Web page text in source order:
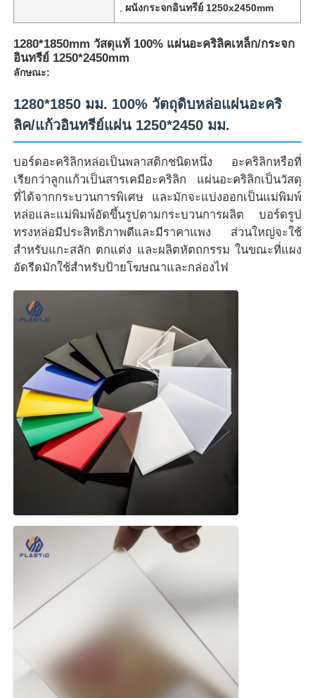
บ้าน
เกี่ยวกับเรา
ทัวร์โรงงาน
ควบคุมคุณภาพ
ติดต่อเรา
ข่าว
ทุกกรณี
ขออ้าง
ผนังกระจกอินทรีย์ 1250x2450mm
1280*1850mm วัสดุแท้ 100% แผ่นอะคริลิคเหล็ก/กระจก
อินทรีย์ 1250*2450mm
ลักษณะ:
1280*1850 มม. 100% วัตถุดิบหล่อแผ่นอะคริ
ลิค/แก้วอินทรีย์แผ่น 1250*2450 มม.
บอร์ดอะคริลิกหล่อเป็นพลาสติกชนิดหนึ่ง อะคริลิกหรือที่
เรียกว่าลูกแก้วเป็นสารเคมีอะคริลิก แผ่นอะคริลิกเป็นวัสดุ
ที่ได้จากกระบวนการพิเศษ และมักจะแบ่งออกเป็นแม่พิมพ์
หล่อและแม่พิมพ์อัดขึ้นรูปตามกระบวนการผลิต บอร์ดรูป
ทรงหล่อมีประสิทธิภาพดีและมีราคาแพง ส่วนใหญ่จะใช้
สำหรับแกะสลัก ตกแต่ง และผลิตหัตถกรรม ในขณะที่แผง
อัดรีดมักใช้สำหรับป้ายโฆษณาและกล่องไฟ